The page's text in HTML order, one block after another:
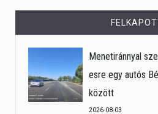
Menetiránnyal
esre egy autós
között
2026-08-03